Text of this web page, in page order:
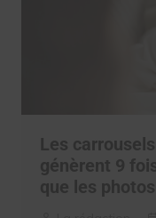
Les
génèrent 9
que les photos